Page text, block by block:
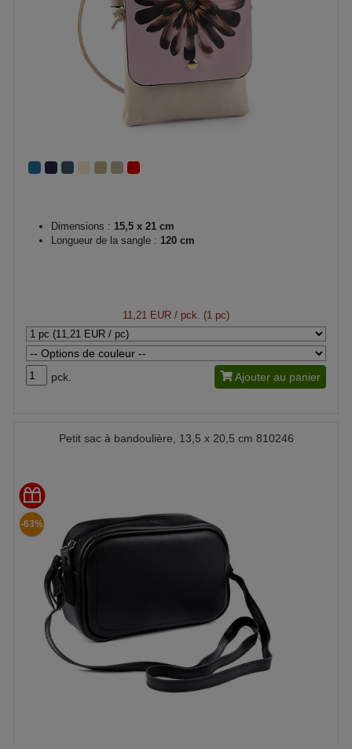
Dimensions : 15,5 x 21 cm
Longueur de la sangle : 120 cm
11,21 EUR / pck. (1 pc)
pck. Ajouter au panier
Petit sac à bandoulière, 13,5 x 20,5 cm 810246
-63%